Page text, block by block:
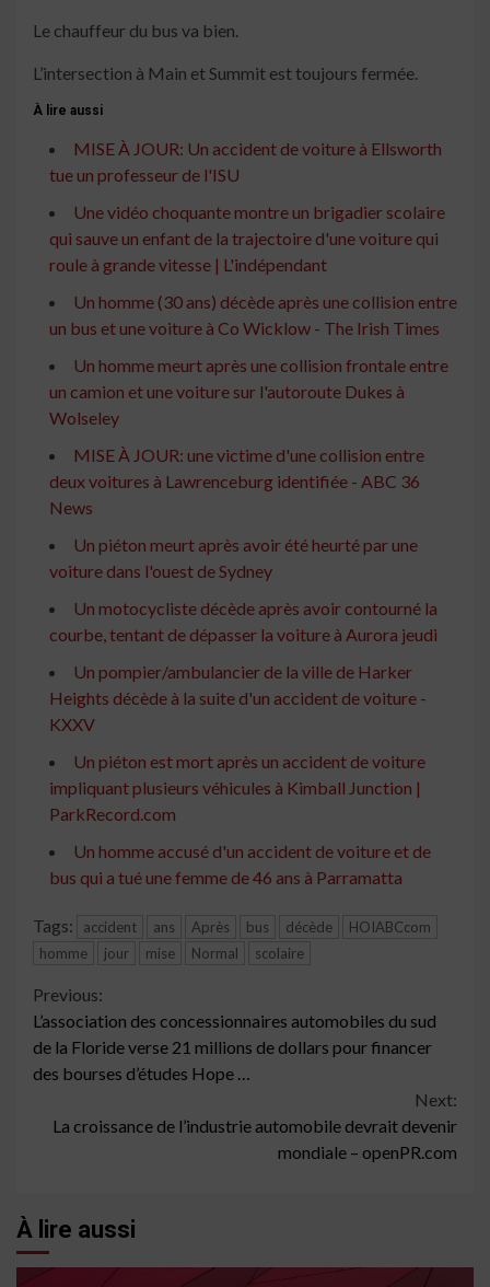
Le chauffeur du bus va bien.
L’intersection à Main et Summit est toujours fermée.
À lire aussi
MISE À JOUR: Un accident de voiture à Ellsworth
tue un professeur de l'ISU
Une vidéo choquante montre un brigadier scolaire
qui sauve un enfant de la trajectoire d'une voiture qui
roule à grande vitesse | L'indépendant
Un homme (30 ans) décède après une collision entre
un bus et une voiture à Co Wicklow - The Irish Times
Un homme meurt après une collision frontale entre
un camion et une voiture sur l'autoroute Dukes à
Wolseley
MISE À JOUR: une victime d'une collision entre
deux voitures à Lawrenceburg identifiée - ABC 36
News
Un piéton meurt après avoir été heurté par une
voiture dans l'ouest de Sydney
Un motocycliste décède après avoir contourné la
courbe, tentant de dépasser la voiture à Aurora jeudi
Un pompier/ambulancier de la ville de Harker
Heights décède à la suite d'un accident de voiture -
KXXV
Un piéton est mort après un accident de voiture
impliquant plusieurs véhicules à Kimball Junction |
ParkRecord.com
Un homme accusé d'un accident de voiture et de
bus qui a tué une femme de 46 ans à Parramatta
Tags: accident ans Après bus décède
HOIABCcom
homme
jour mise Normal scolaire
Continue
Reading
Previous:
L’association des concessionnaires automobiles du sud
de la Floride verse 21 millions de dollars pour financer
des bourses d’études Hope …
Next:
La croissance de l’industrie automobile devrait devenir
mondiale – openPR.com
À lire aussi